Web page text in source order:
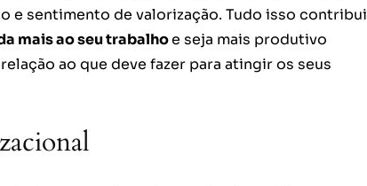
e sentimento de valorização. Tudo isso contribui
mais ao seu trabalhoe seja mais produtivo
ao que deve fazer para atingir os seus